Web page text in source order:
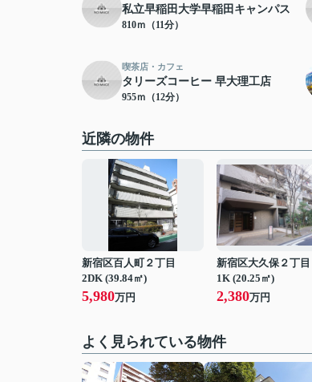
私立早稲田大学早稲田キャンパス
810ｍ（11分）
喫茶店・カフェ
タリーズコーヒー 早大理工店
955ｍ（12分）
近隣の物件
新宿区百人町２丁目
2DK (39.84㎡)
5,980万円
新宿区大久保２丁目
1K (20.25㎡)
2,380万円
よく見られている物件